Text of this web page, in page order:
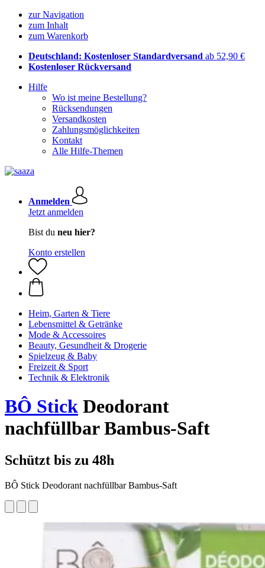
zur Navigation
zum Inhalt
zum Warenkorb
Deutschland: Kostenloser Standardversand ab 52,90 €
Kostenloser Rückversand
Hilfe
Wo ist meine Bestellung?
Rücksendungen
Versandkosten
Zahlungsmöglichkeiten
Kontakt
Alle Hilfe-Themen
Anmelden
Jetzt anmelden
Bist du neu hier?
Konto erstellen
Heim, Garten & Tiere
Lebensmittel & Getränke
Mode & Accessoires
Beauty, Gesundheit & Drogerie
Spielzeug & Baby
Freizeit & Sport
Technik & Elektronik
BÔ Stick Deodorant
nachfüllbar Bambus-Saft
Schützt bis zu 48h
BÔ Stick Deodorant nachfüllbar Bambus-Saft